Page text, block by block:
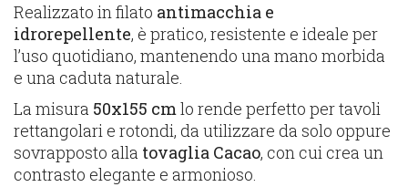
Realizzato in filato antimacchia e
idrorepellente, è pratico, resistente e ideale per
l’uso quotidiano, mantenendo una mano morbida
e una caduta naturale.
La misura 50x155 cmlo rende perfetto per tavoli
rettangolari e rotondi, da utilizzare da solo oppure
sovrapposto alla tovaglia Cacao, con cui crea un
contrasto elegante e armonioso.